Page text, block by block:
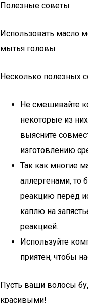
Полезные советы
Использовать масло
мытья головы
Несколько полезных
Не смешивайте
некоторые из
выясните
изготовлению
Так как многие
аллергенами, то
реакцию перед
каплю на
реакцией.
Используйте
приятен, чтобы
Пусть ваши волосы
красивыми!